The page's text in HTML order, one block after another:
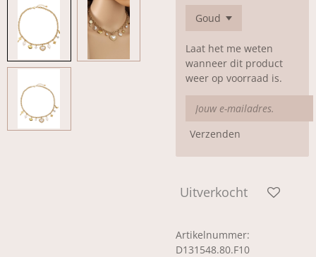
Laat het me weten
wanneer dit product
weer op voorraad is.
Verzenden
Uitverkocht
Artikelnummer:
D131548.80.F10